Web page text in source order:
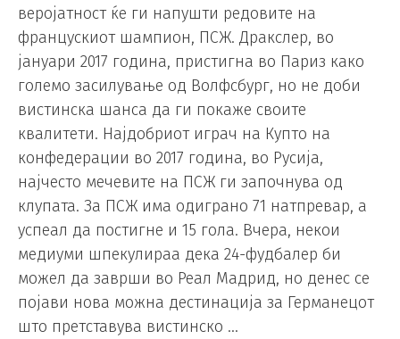
веројатност ќе ги напушти редовите на
францускиот шампион, ПСЖ. Дракслер, во
јануари 2017 година, пристигна во Париз како
големо засилување од Волфсбург, но не доби
вистинска шанса да ги покаже своите
квалитети. Најдобриот играч на Купто на
конфедерации во 2017 година, во Русија,
најчесто мечевите на ПСЖ ги започнува од
клупата. За ПСЖ има одиграно 71 натпревар, а
успеал да постигне и 15 гола. Вчера, некои
медиуми шпекулираа дека 24-фудбалер би
можел да заврши во Реал Мадрид, но денес се
појави нова можна дестинација за Германецот
што претставува вистинско …